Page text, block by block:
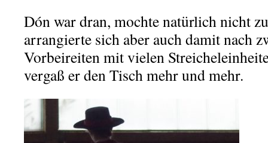
Dón war dran, mochte natürlich nicht
arrangierte sich aber auch damit nach
Vorbeireiten mit vielen
vergaß er den Tisch mehr und mehr.